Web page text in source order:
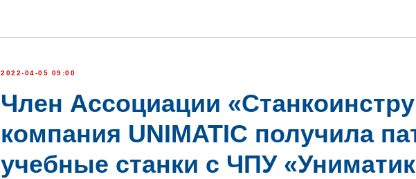
2022-04-05 09:00
Член Ассоциации
компания UNIMATIC получила
учебные станки с ЧПУ